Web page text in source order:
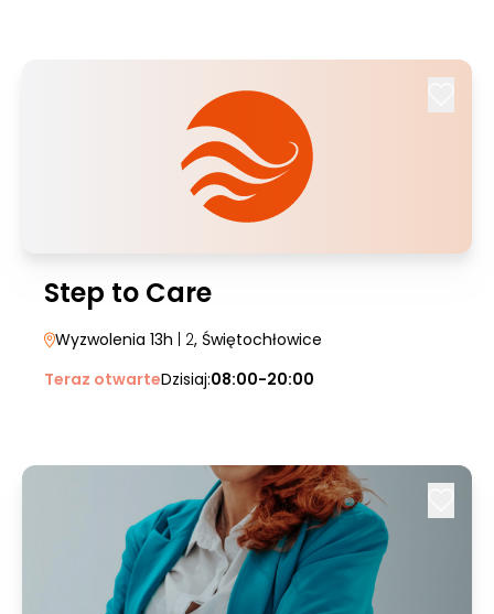
Step to Care
Wyzwolenia 13h | 2, Świętochłowice
Teraz otwarteDzisiaj:08:00-20:00